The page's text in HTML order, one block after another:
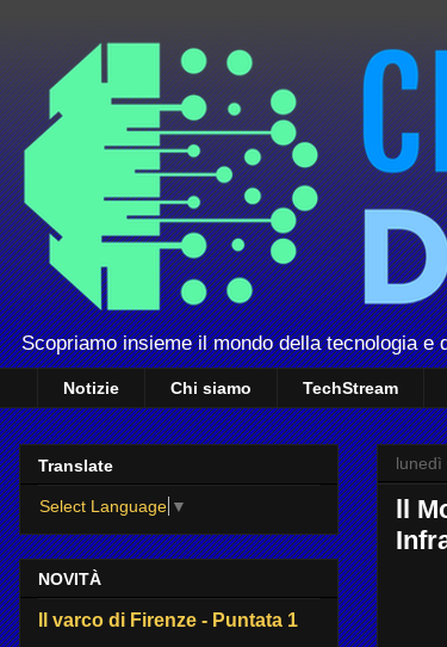
Scopriamo insieme il mondo della tecnologia e
Notizie Chi siamo TechStream
lunedì
ll
Translate
Select Language ▼
NOVITÀ
Il varco di Firenze - Puntata 1